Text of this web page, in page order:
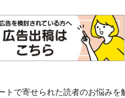
トで寄せられた読者のお悩みを